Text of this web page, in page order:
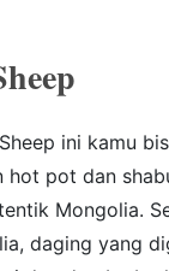
ini kamu
hot pot dan
Mongolia.
daging yang